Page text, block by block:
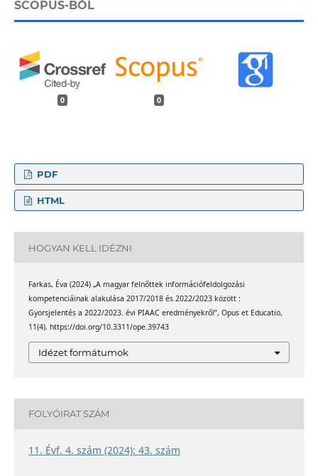
SCOPUS-BÓL
0 0
PDF
HTML
HOGYAN KELL IDÉZNI
Farkas, Éva (2024) „A magyar felnőttek információfeldolgozási
kompetenciáinak alakulása 2017/2018 és 2022/2023 között :
Gyorsjelentés a 2022/2023. évi PIAAC eredményekről”, Opus et Educatio,
11(4). https://doi.org/10.3311/ope.39743
Idézet formátumok
FOLYÓIRAT SZÁM
11. Évf. 4. szám (2024): 43. szám